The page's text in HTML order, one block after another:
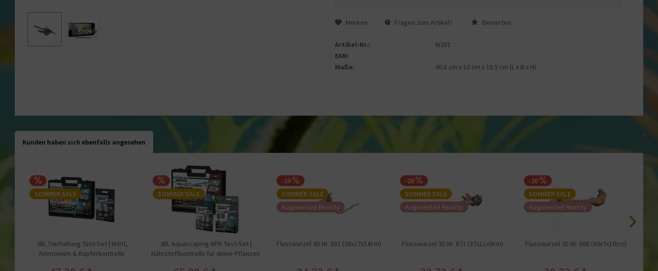
Merken Fragen zum Artikel? Bewerten
Artikel-Nr.:
W281
EAN:
Maße:
40.8 cm x 10 cm x 18.5 cm (L x B x H)
Kunden haben sich ebenfalls angesehen
SOMMER SALE
JBL Tierhaltung Test-Set | Nitrit,
Ammonium & Kupferkontrolle
SOMMER SALE
JBL Aquascaping NPK Test-Set |
Nährstoffkontrolle für deine Pflanzen
-20
SOMMER SALE
Augmented Reality
Flusswurzel 3D Nr. 881 (38x17x14cm)
-20
SOMMER SALE
Augmented Reality
Flusswurzel 3D Nr. 871 (37x11x9cm)
-20
SOMMER SALE
Augmented Reality
Flusswurzel 3D Nr. 868 (30x7x10cm)